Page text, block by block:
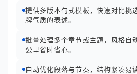
提供多版本句式模板，快速对比挑
牌气质的表述。
批量处理多个章节或主题，风格自
公里省时省心。
自动优化段落与节奏，结构紧凑易